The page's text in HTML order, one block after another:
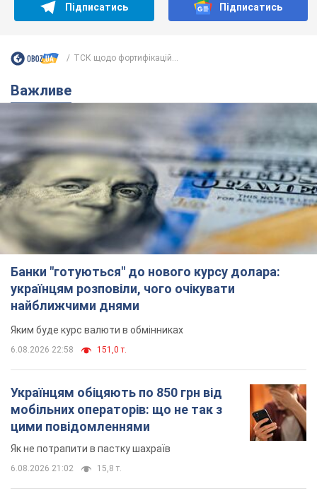
Підписатись Підписатись
ТСК щодо фортифікацій...
Важливе
Банки "готуються" до нового курсу долара:
українцям розповіли, чого очікувати
найближчими днями
Яким буде курс валюти в обмінниках
6.08.2026 22:58 151,0 т.
Українцям обіцяють по 850 грн від
мобільних операторів: що не так з
цими повідомленнями
Як не потрапити в пастку шахраїв
6.08.2026 21:02 15,8 т.